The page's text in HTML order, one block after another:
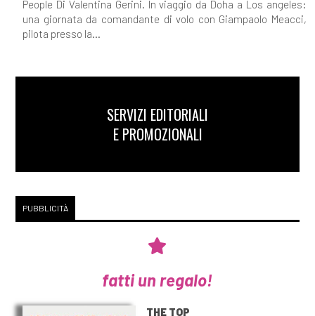
People Di Valentina Gerini. In viaggio da Doha a Los angeles:
una giornata da comandante di volo con Giampaolo Meacci,
pilota presso la...
SERVIZI EDITORIALI
E PROMOZIONALI
PUBBLICITÀ
fatti un regalo!
THE TOP